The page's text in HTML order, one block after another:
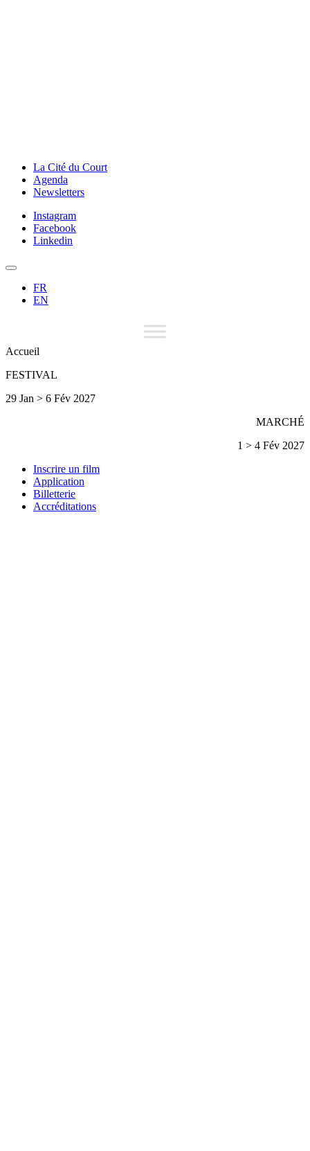
La Cité du Court
Agenda
Newsletters
Instagram
Facebook
Linkedin
FR
EN
Accueil
FESTIVAL
29 Jan > 6 Fév 2027
MARCHÉ
1 > 4 Fév 2027
Inscrire un film
Application
Billetterie
Accréditations